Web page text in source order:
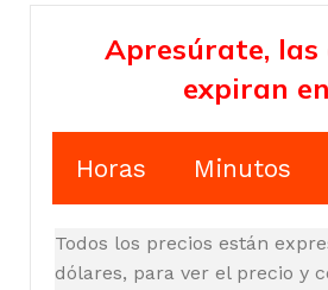
Apresúrate,
expiran
Horas Minutos
Todos los precios están
dólares, para ver el precio y